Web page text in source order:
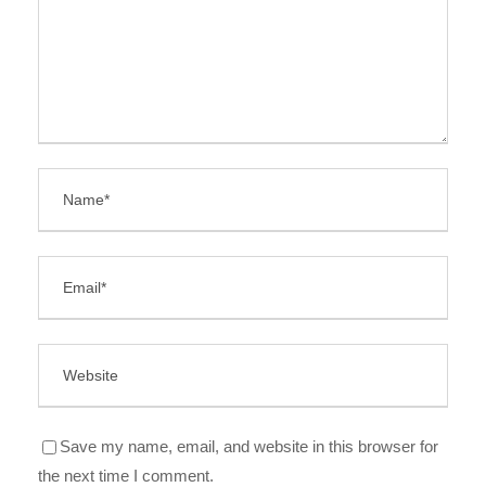
Save my name, email, and website in this browser for
the next time I comment.